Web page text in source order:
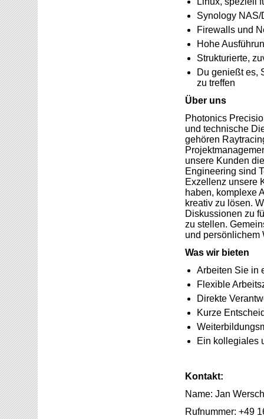
Synology NAS/
Firewalls und
Hohe
Strukturierte,
Du genießt es,
zu treffen
Über uns
Photonics
und technische
gehören
unsere Kunden
Engineering sind
Exzellenz unsere
haben, komplexe
kreativ zu lösen.
Diskussionen zu
zu stellen.
und persönlichem
Was wir bieten
Arbeiten Sie in
Flexible
Direkte
Kurze
Ein kollegiales
Kontakt:
Name: Jan
Rufnummer: +49